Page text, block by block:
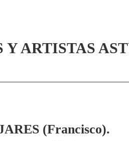
Y ARTISTAS
(Francisco).